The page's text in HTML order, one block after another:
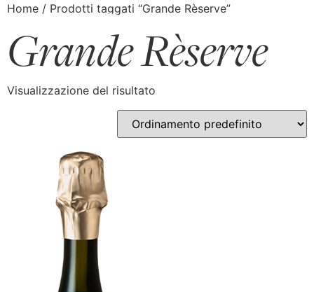
Home / Prodotti taggati “Grande Rèserve”
Grande Rèserve
Visualizzazione del risultato